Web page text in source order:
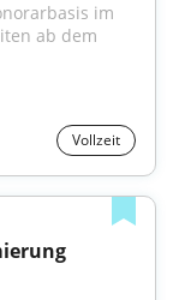
im
ab dem
Vollzeit